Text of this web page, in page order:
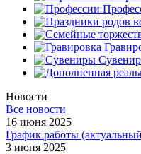
Новости
Все новости
16 июня 2025
График работы
3 июня 2025